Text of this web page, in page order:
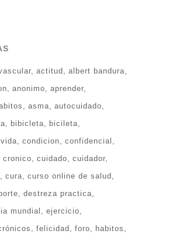
actitud
albert bandura
anonimo
aprender
asma autocuidado
bibicleta
bicileta
condicion
confidencial
cronico cuidado
cuidador
cura curso online de salud
destreza practica
mundial
ejercicio
felicidad foro
habitos